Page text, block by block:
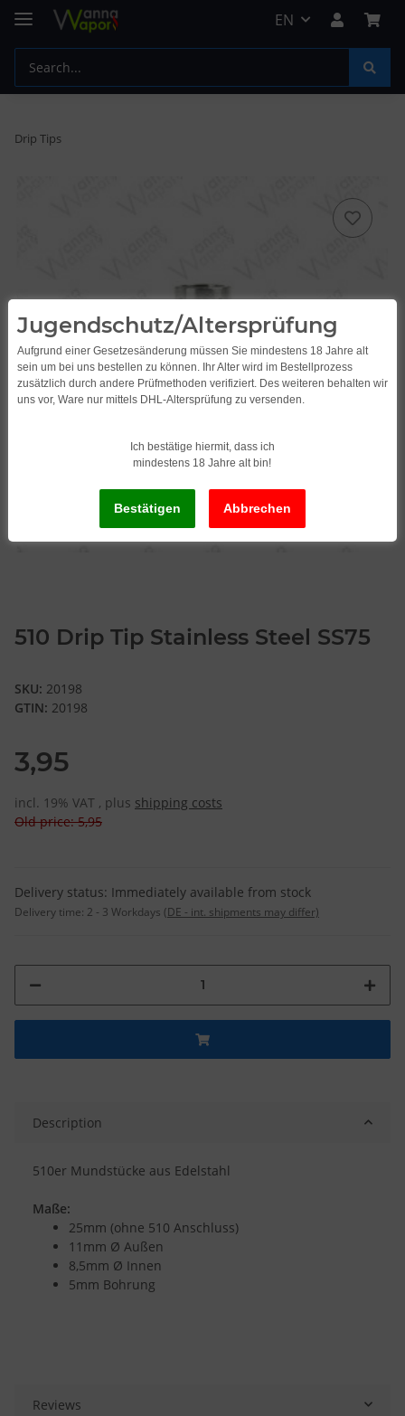
EN
Drip Tips
510 Drip Tip Stainless Steel SS75
SKU: 20198
GTIN: 20198
3,95
incl. 19% VAT , plus shipping costs
Old price: 5,95
Delivery status: Immediately available from stock
Delivery time: 2 - 3 Workdays (DE - int. shipments may differ)
Description
510er Mundstücke aus Edelstahl
Maße:
25mm (ohne 510 Anschluss)
11mm Ø Außen
8,5mm Ø Innen
5mm Bohrung
Reviews
Jugendschutz/Altersprüfung
Aufgrund einer Gesetzesänderung müssen Sie mindestens 18 Jahre alt
sein um bei uns bestellen zu können. Ihr Alter wird im Bestellprozess
zusätzlich durch andere Prüfmethoden verifiziert. Des weiteren behalten wir
uns vor, Ware nur mittels DHL-Altersprüfung zu versenden.
Ich bestätige hiermit, dass ich
mindestens 18 Jahre alt bin!